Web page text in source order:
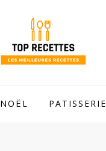
NOËL PATISSERIE